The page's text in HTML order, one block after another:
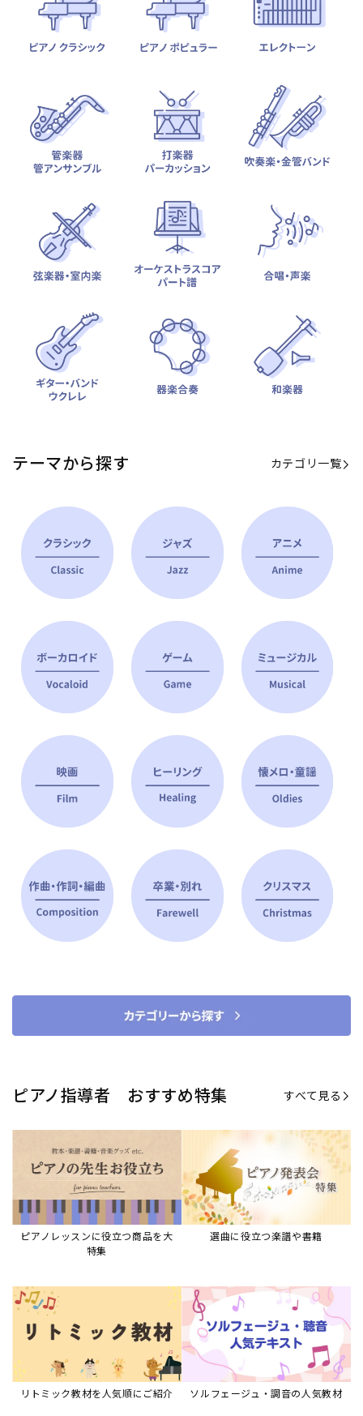
テーマから探す カテゴリ一覧
ピアノ指導者 おすすめ特集 すべて見る
ピアノレッスンに役立つ商品を大
特集
選曲に役立つ楽譜や書籍
リトミック教材を人気順にご紹介 ソルフェージュ・調音の人気教材